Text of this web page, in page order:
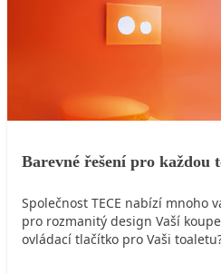
Barevné řešení pro každou
Společnost TECE nabízí mnoho
pro rozmanitý design Vaší
ovládací tlačítko pro Vaši